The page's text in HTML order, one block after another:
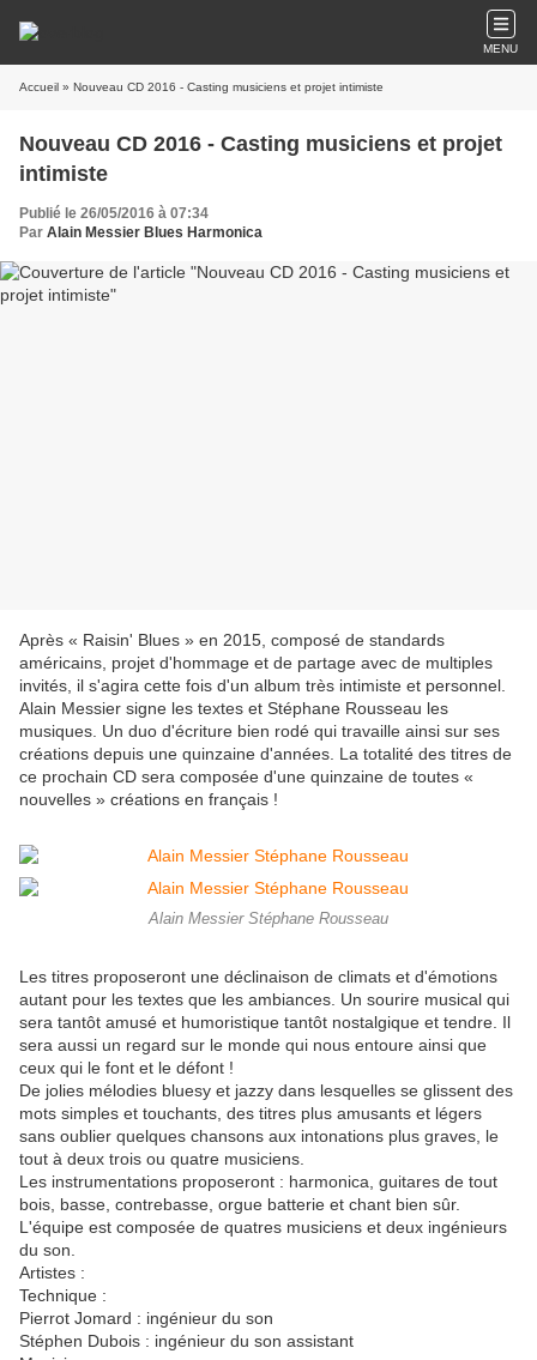
MENU
Accueil » Nouveau CD 2016 - Casting musiciens et projet intimiste
Nouveau CD 2016 - Casting musiciens et projet
intimiste
Publié le 26/05/2016 à 07:34
Par Alain Messier Blues Harmonica
Après « Raisin' Blues » en 2015, composé de standards
américains, projet d'hommage et de partage avec de multiples
invités, il s'agira cette fois d'un album très intimiste et personnel.
Alain Messier signe les textes et Stéphane Rousseau les
musiques. Un duo d'écriture bien rodé qui travaille ainsi sur ses
créations depuis une quinzaine d'années. La totalité des titres de
ce prochain CD sera composée d'une quinzaine de toutes «
nouvelles » créations en français !
Alain Messier Stéphane Rousseau
Les titres proposeront une déclinaison de climats et d'émotions
autant pour les textes que les ambiances. Un sourire musical qui
sera tantôt amusé et humoristique tantôt nostalgique et tendre. Il
sera aussi un regard sur le monde qui nous entoure ainsi que
ceux qui le font et le défont !
De jolies mélodies bluesy et jazzy dans lesquelles se glissent des
mots simples et touchants, des titres plus amusants et légers
sans oublier quelques chansons aux intonations plus graves, le
tout à deux trois ou quatre musiciens.
Les instrumentations proposeront : harmonica, guitares de tout
bois, basse, contrebasse, orgue batterie et chant bien sûr.
L'équipe est composée de quatres musiciens et deux ingénieurs
du son.
Artistes :
Technique :
Pierrot Jomard : ingénieur du son
Stéphen Dubois : ingénieur du son assistant